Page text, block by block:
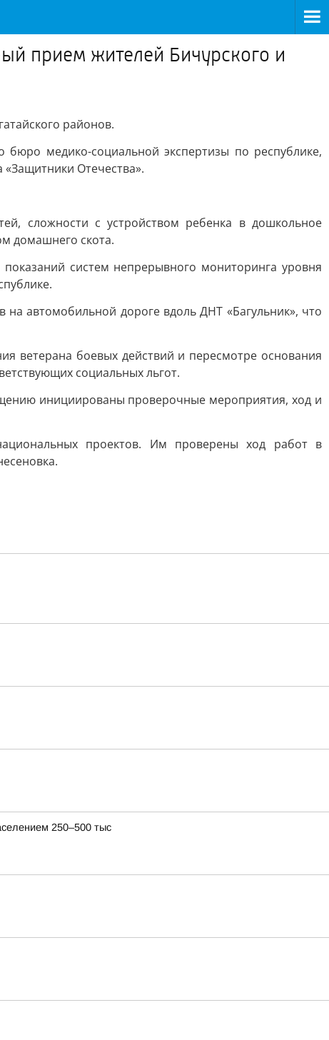
прием жителей Бичурского и
районов.
бюро медико-социальной экспертизы по республике,
Отечества».
сложности с устройством ребенка в дошкольное
домашнего скота.
систем непрерывного мониторинга уровня
автомобильной дороге вдоль ДНТ «Багульник», что
ветерана боевых действий и пересмотре основания
социальных льгот.
инициированы проверочные мероприятия, ход и
проектов. Им проверены ход работ в
250–500 тыс